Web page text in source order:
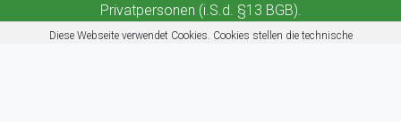
Privatpersonen (i.S.d. §13 BGB).
Diese Webseite verwendet Cookies. Cookies stellen die technische